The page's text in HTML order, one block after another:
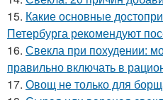
15. Какие основные
Петербурга рекомендуют
16. Свекла при похудении:
правильно включать в
17. Овощ не только для